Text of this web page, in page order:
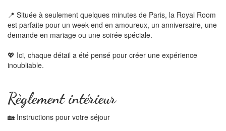
📍 Située à seulement quelques minutes de Paris, la Royal Room
est parfaite pour un week-end en amoureux, un anniversaire, une
demande en mariage ou une soirée spéciale.
💖 Ici, chaque détail a été pensé pour créer une expérience
inoubliable.
Règlement intérieur
🏡 Instructions pour votre séjour